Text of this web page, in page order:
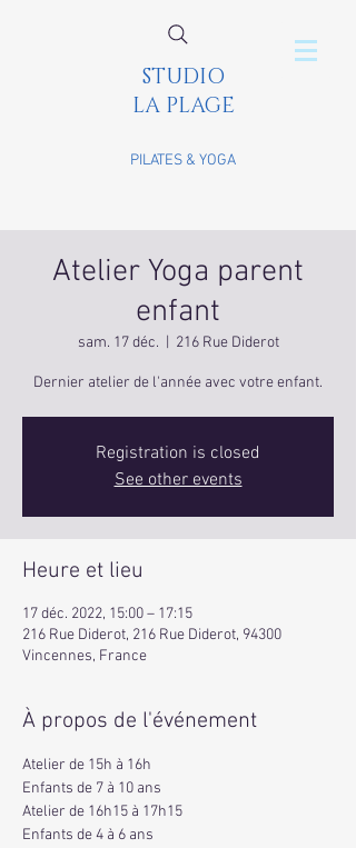
STUDIO
LA PLAGE
PILATES & YOGA
Atelier Yoga parent
enfant
sam. 17 déc. 216 Rue Diderot
Dernier atelier de l'année avec votre enfant.
Registration is closed
See other events
Heure et lieu
17 déc. 2022, 15:00 – 17:15
216 Rue Diderot, 216 Rue Diderot, 94300
Vincennes, France
À propos de l'événement
Atelier de 15h à 16h
Enfants de 7 à 10 ans
Atelier de 16h15 à 17h15
Enfants de 4 à 6 ans